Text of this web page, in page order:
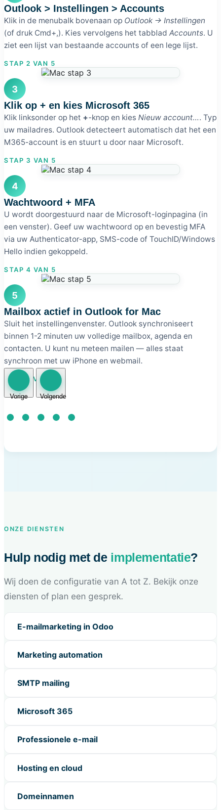
Outlook > Instellingen > Accounts
Klik in de menubalk bovenaan op Outlook → Instellingen
(of druk Cmd+,). Kies vervolgens het tabblad Accounts. U
ziet een lijst van bestaande accounts of een lege lijst.
STAP 2 VAN 5
3
Klik op + en kies Microsoft 365
Klik linksonder op het +-knop en kies Nieuw account…. Typ
uw mailadres. Outlook detecteert automatisch dat het een
M365-account is en stuurt u door naar Microsoft.
STAP 3 VAN 5
4
Wachtwoord + MFA
U wordt doorgestuurd naar de Microsoft-loginpagina (in
een venster). Geef uw wachtwoord op en bevestig MFA
via uw Authenticator-app, SMS-code of TouchID/Windows
Hello indien gekoppeld.
STAP 4 VAN 5
5
Mailbox actief in Outlook for Mac
Sluit het instellingenvenster. Outlook synchroniseert
binnen 1-2 minuten uw volledige mailbox, agenda en
contacten. U kunt nu meteen mailen — alles staat
synchroon met uw iPhone en webmail.
STAP 5 VAN 5
Vorige Volgende
ONZE DIENSTEN
Hulp nodig met de implementatie?
Wij doen de configuratie van A tot Z. Bekijk onze
diensten of plan een gesprek.
E-mailmarketing in Odoo
Marketing automation
SMTP mailing
Microsoft 365
Professionele e-mail
Hosting en cloud
Domeinnamen